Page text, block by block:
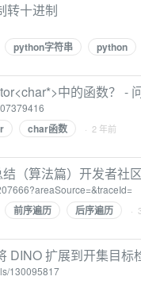
转十进制
python字符串 python
中的函数？ -
char函数 · 2 年前
（算法篇）开发者社
前序遍历 后序遍历 ·
DINO 扩展到开集目
130095817